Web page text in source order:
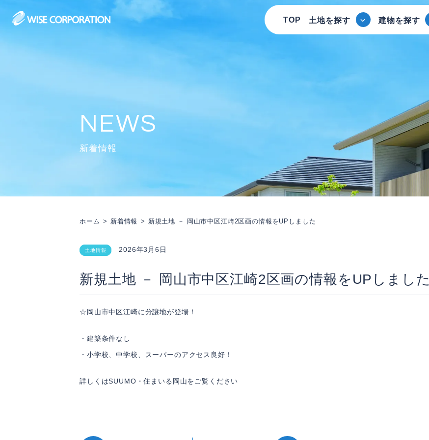
content
TOP 土地を探す 建物を探す
新着情報
ホーム 新着情報 新規土地 － 岡山市中区江崎2区画の情報をUPしました
土地情報 2026年3月6日
新規土地 － 岡山市中区江崎2区画の情報をUPしました
☆岡山市中区江崎に分譲地が登場！
・建築条件なし
・小学校、中学校、スーパーのアクセス良好！
詳しくはSUUMO・住まいる岡山をご覧ください